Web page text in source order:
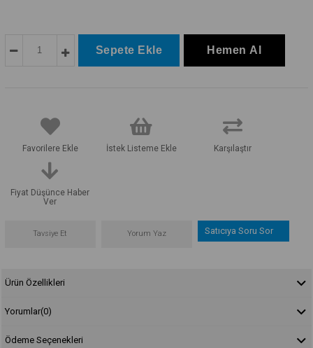
Favorilere Ekle İstek Listeme Ekle Karşılaştır
Fiyat Düşünce Haber
Ver
Tavsiye Et Yorum Yaz Satıcıya Soru Sor
Ürün Özellikleri
Yorumlar(0)
Ödeme Seçenekleri